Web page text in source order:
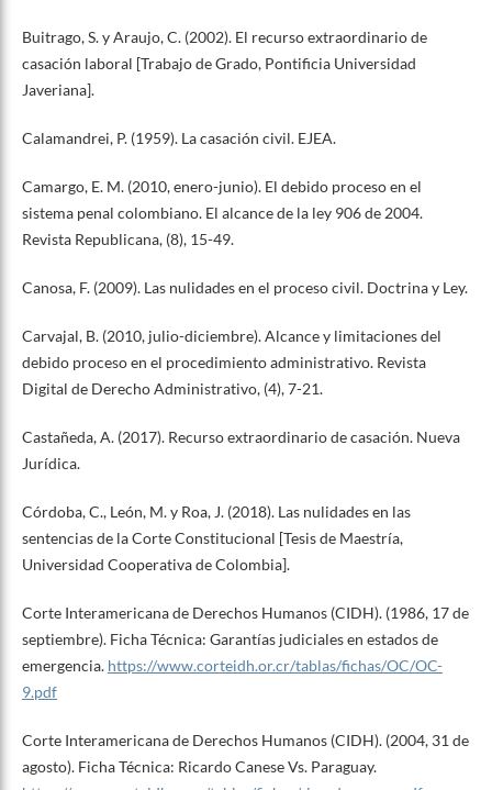
Buitrago, S. y Araujo, C. (2002). El recurso extraordinario de
casación laboral [Trabajo de Grado, Pontificia Universidad
Javeriana].
Calamandrei, P. (1959). La casación civil. EJEA.
Camargo, E. M. (2010, enero-junio). El debido proceso en el
sistema penal colombiano. El alcance de la ley 906 de 2004.
Revista Republicana, (8), 15-49.
Canosa, F. (2009). Las nulidades en el proceso civil. Doctrina y Ley.
Carvajal, B. (2010, julio-diciembre). Alcance y limitaciones del
debido proceso en el procedimiento administrativo. Revista
Digital de Derecho Administrativo, (4), 7-21.
Castañeda, A. (2017). Recurso extraordinario de casación. Nueva
Jurídica.
Córdoba, C., León, M. y Roa, J. (2018). Las nulidades en las
sentencias de la Corte Constitucional [Tesis de Maestría,
Universidad Cooperativa de Colombia].
Corte Interamericana de Derechos Humanos (CIDH). (1986, 17 de
septiembre). Ficha Técnica: Garantías judiciales en estados de
emergencia. https://www.corteidh.or.cr/tablas/fichas/OC/OC-
9.pdf
Corte Interamericana de Derechos Humanos (CIDH). (2004, 31 de
agosto). Ficha Técnica: Ricardo Canese Vs. Paraguay.